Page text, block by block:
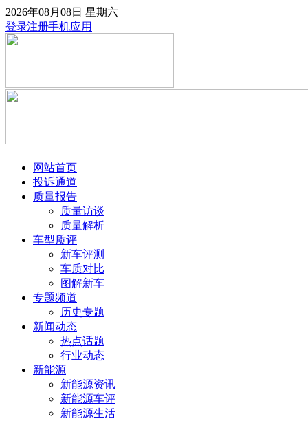
2026年08月08日 星期六
登录注册手机应用
网站首页
投诉通道
质量报告
质量访谈
质量解析
车型质评
新车评测
车质对比
图解新车
专题频道
历史专题
新闻动态
热点话题
行业动态
新能源
新能源资讯
新能源车评
新能源生活